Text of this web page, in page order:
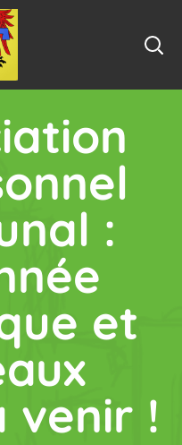
:
et
venir !